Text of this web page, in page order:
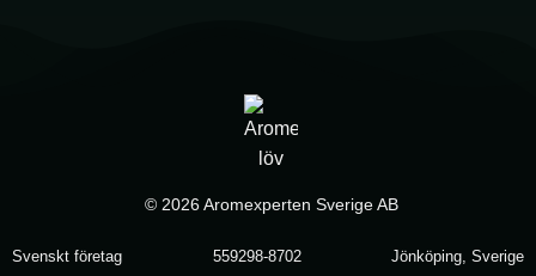
© 2026 Aromexperten Sverige AB
Svenskt företag 559298-8702 Jönköping, Sverige